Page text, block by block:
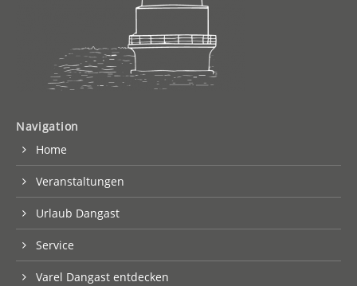
Navigation
Home
Veranstaltungen
Urlaub Dangast
Service
Varel Dangast entdecken